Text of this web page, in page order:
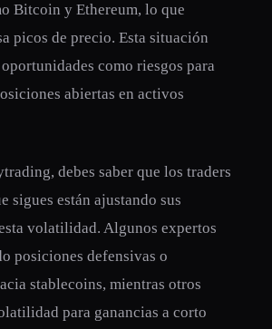
Bitcoin y Ethereum, lo que
picos de precio. Esta situación
como riesgos para
abiertas en activos
debes saber que los traders
sigues están ajustando sus
volatilidad. Algunos expertos
posiciones defensivas o
stablecoins, mientras otros
para ganancias a corto